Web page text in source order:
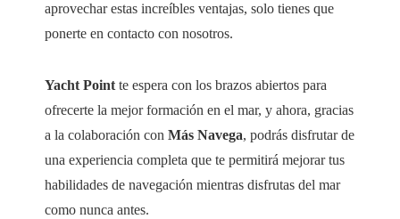
aprovechar estas increíbles ventajas, solo tienes que
ponerte en contacto con nosotros.
Yacht Pointte espera con los brazos abiertos para
ofrecerte la mejor formación en el mar, y ahora, gracias
a la colaboración con Más Navega, podrás disfrutar de
una experiencia completa que te permitirá mejorar tus
habilidades de navegación mientras disfrutas del mar
como nunca antes.